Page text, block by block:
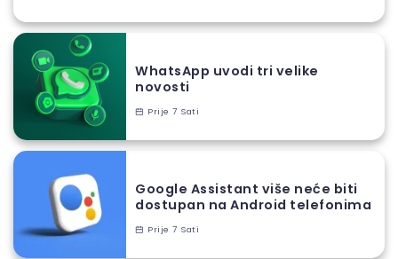
WhatsApp uvodi tri velike
novosti
Prije 7 Sati
Google Assistant više neće biti
dostupan na Android telefonima
Prije 7 Sati